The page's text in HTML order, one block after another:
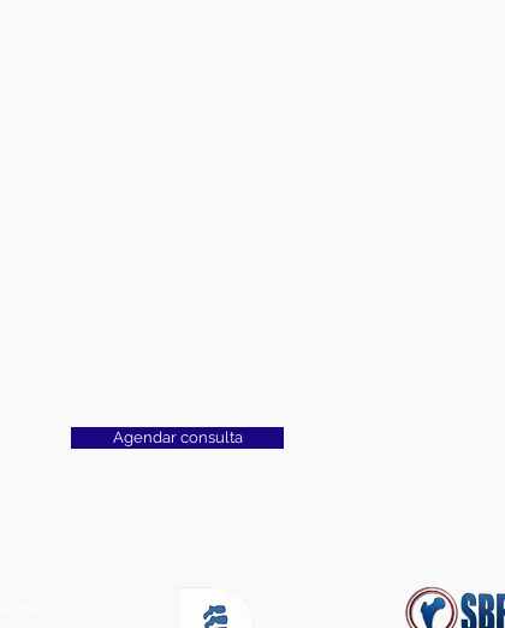
Agendar consulta